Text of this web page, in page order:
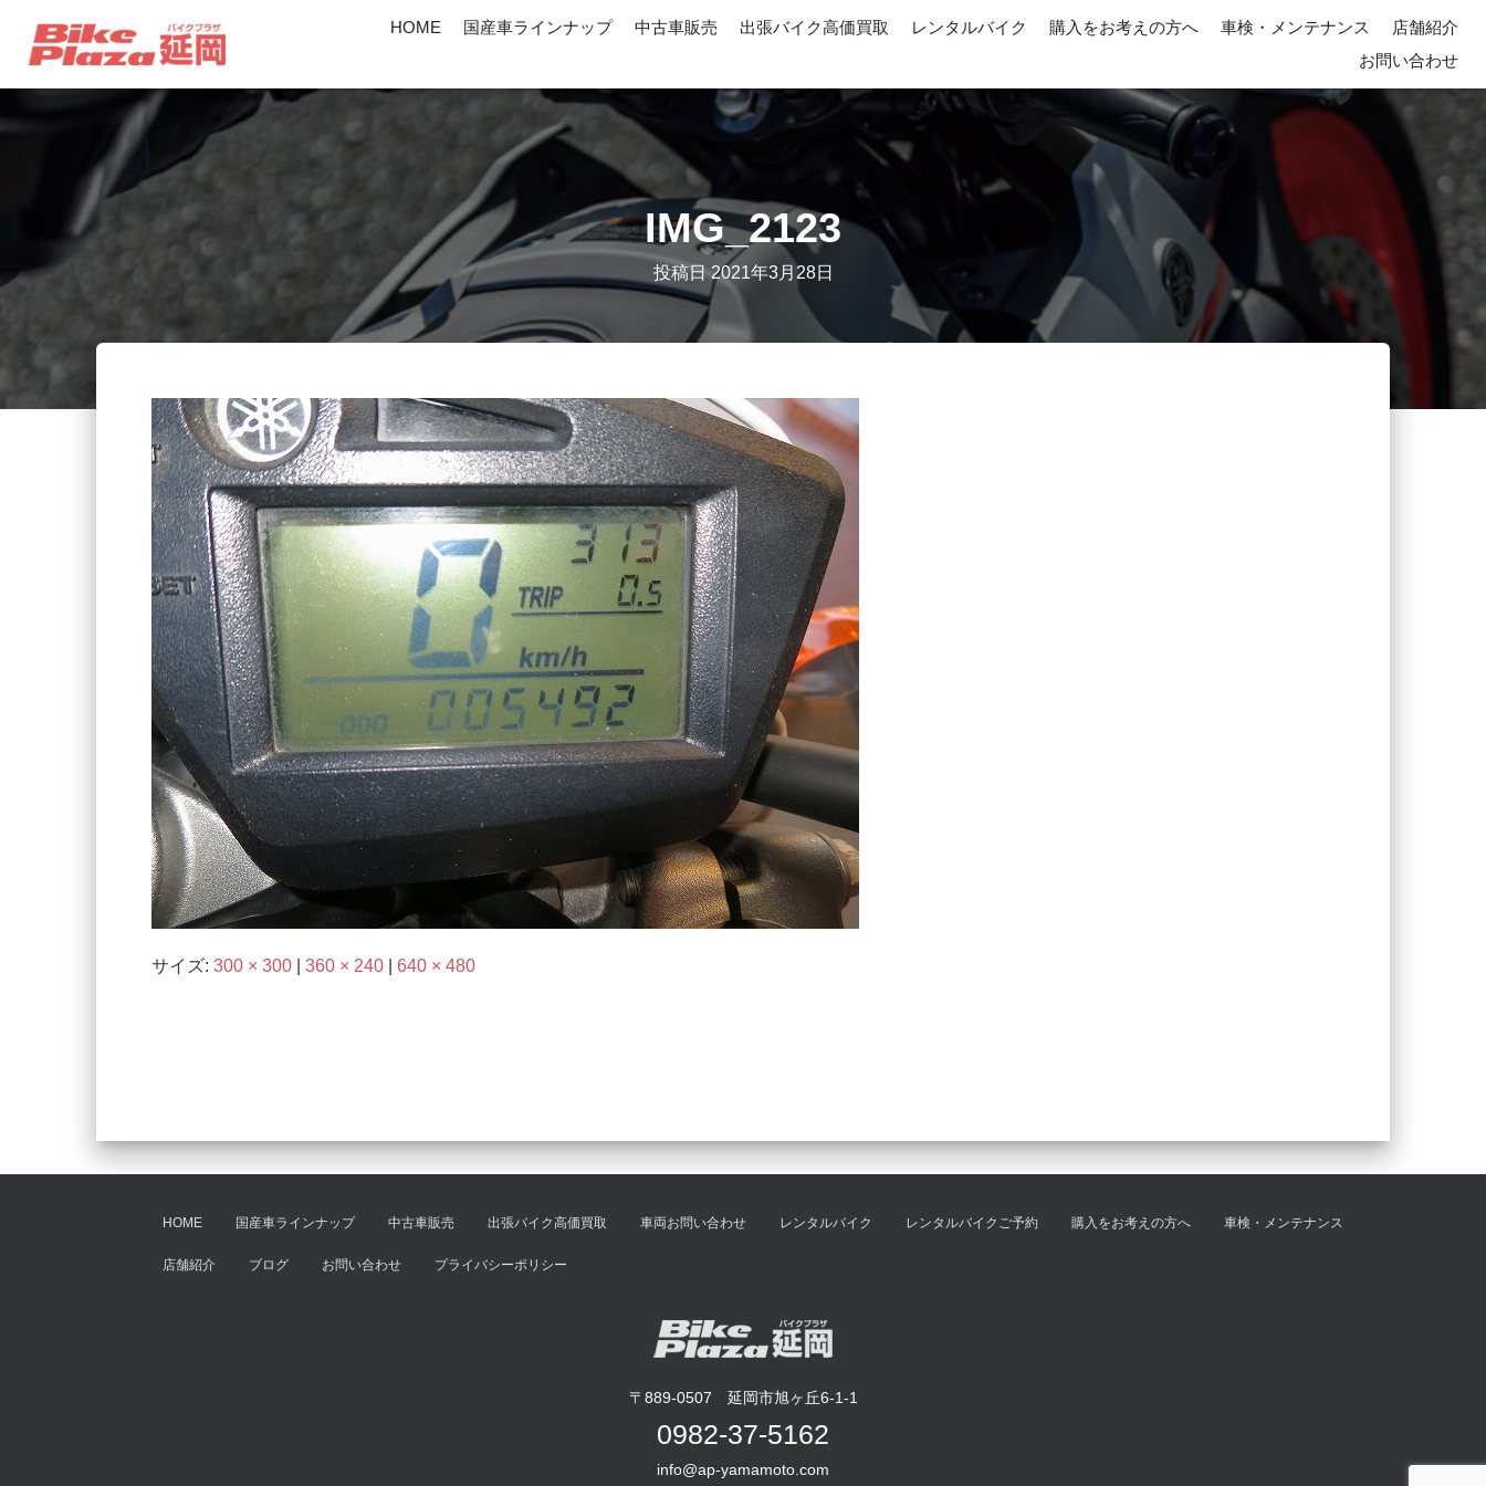
HOME 国産車ラインナップ 中古車販売 出張バイク高価買取 レンタルバイク 購入をお考えの方へ 車検・メンテナンス
店舗紹介
お問い合わせ
IMG_2123
投稿日2021年3月28日
サイズ: 300 × 300 360 × 240 640 × 480
HOME 国産車ラインナップ 中古車販売 出張バイク高価買取 車両お問い合わせ レンタルバイク レンタルバイクご予約 購入をお考えの方へ 車検・メンテナンス
店舗紹介 ブログ お問い合わせ プライバシーポリシー
〒889-0507 延岡市旭ヶ丘6-1-1
0982-37-5162
info@ap-yamamoto.com